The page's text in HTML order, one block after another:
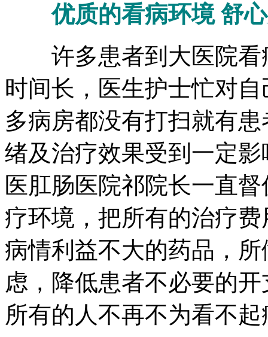
优质的看病环境 舒
许多患者到大医院看
时间长，医生护士忙对
多病房都没有打扫就有
绪及治疗效果受到一定
医肛肠医院祁院长一直
疗环境，把所有的治疗
病情利益不大的药品，
虑，降低患者不必要的
所有的人不再不为看不